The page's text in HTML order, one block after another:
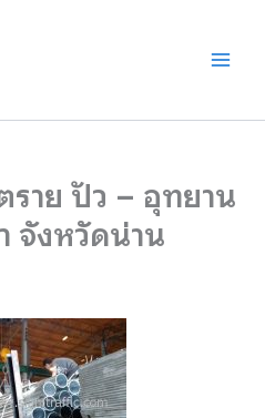
าย ปัว – อุทยาน
จังหวัดน่าน